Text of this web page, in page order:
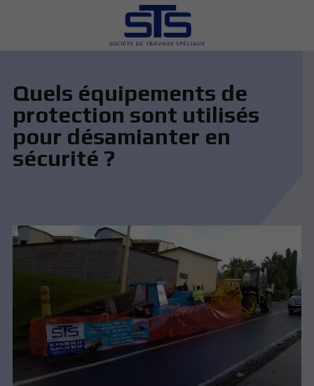
Quels équipements de
protection sont utilisés
pour désamianter en
sécurité ?